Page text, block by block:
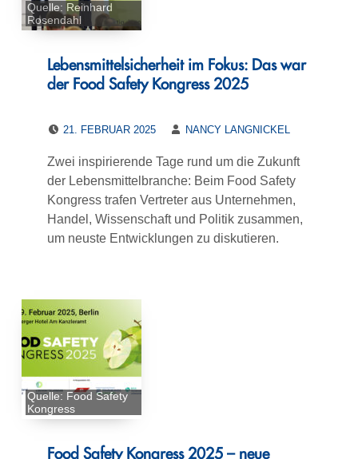
Quelle: Reinhard
Rosendahl
Lebensmittelsicherheit im Fokus: Das war
der Food Safety Kongress 2025
21. FEBRUAR 2025
NANCY LANGNICKEL
Zwei inspirierende Tage rund um die Zukunft
der Lebensmittelbranche: Beim Food Safety
Kongress trafen Vertreter aus Unternehmen,
Handel, Wissenschaft und Politik zusammen,
um neuste Entwicklungen zu diskutieren.
Quelle: Food Safety
Kongress
Food Safety Kongress 2025 – neue